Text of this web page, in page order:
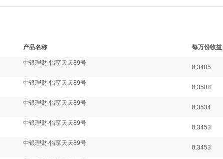
产品名称 每万份收益
中银理财-怡享天天89号
0.3485
中银理财-怡享天天89号
0.3508
中银理财-怡享天天89号
0.3534
中银理财-怡享天天89号
0.3453
中银理财-怡享天天89号
0.3453